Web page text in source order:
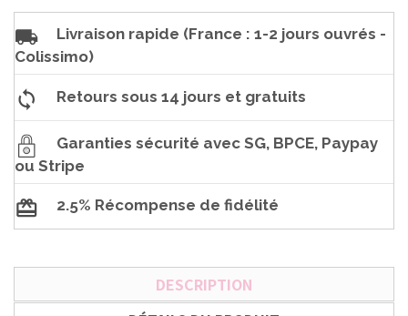
Livraison rapide (France : 1-2 jours ouvrés -
Colissimo)
Retours sous 14 jours et gratuits
Garanties sécurité avec SG, BPCE, Paypay
ou Stripe
2.5% Récompense de fidélité
DESCRIPTION